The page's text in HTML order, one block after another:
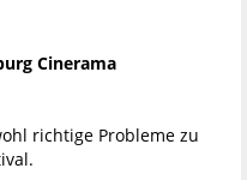
Cinerama
richtige Probleme zu